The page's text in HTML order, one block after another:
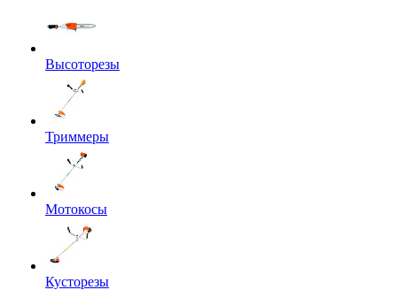
Высоторезы
Триммеры
Мотокосы
Кусторезы